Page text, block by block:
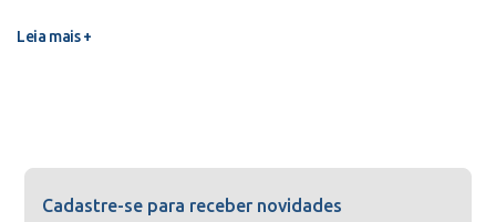
Leia mais +
Cadastre-se para receber novidades